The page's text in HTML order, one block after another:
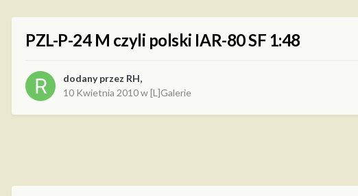
PZL-P-24 M czyli polski IAR-80 SF 1:48
dodany przez RH,
10 Kwietnia 2010w[L]Galerie